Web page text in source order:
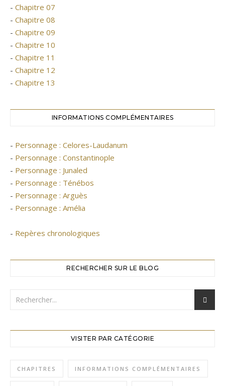
- Chapitre 07
- Chapitre 08
- Chapitre 09
- Chapitre 10
- Chapitre 11
- Chapitre 12
- Chapitre 13
INFORMATIONS COMPLÉMENTAIRES
- Personnage : Celores-Laudanum
- Personnage : Constantinople
- Personnage : Junaled
- Personnage : Ténébos
- Personnage : Arguès
- Personnage : Amélia
- Repères chronologiques
RECHERCHER SUR LE BLOG
VISITER PAR CATÉGORIE
CHAPITRES INFORMATIONS COMPLÉMENTAIRES